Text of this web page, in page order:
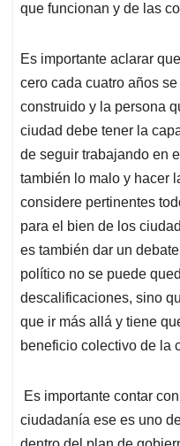
que funcionan y de las
Es importante aclarar
cero cada cuatro años
construido y la persona
ciudad debe tener la
de seguir trabajando en
también lo malo y hacer
considere pertinentes
para el bien de los
es también dar un
político no se puede
descalificaciones, sino
que ir más allá y tiene
beneficio colectivo de la
Es importante contar
ciudadanía ese es uno